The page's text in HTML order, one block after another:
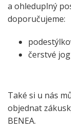
a ohleduplný
doporučujeme:
čerstvé
Také si u nás
objednat
BENEA.